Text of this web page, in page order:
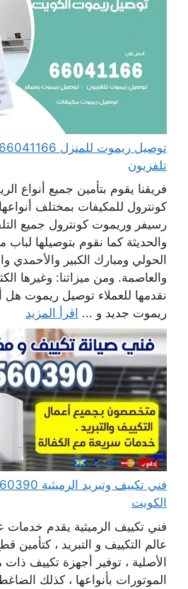
تلفزيون
فريقنا يقوم بتأمين جميع أنواع
كونترول للمكيفات بمختلف
رسيفر وريموت كونترول جميع
والحديثة كما نقوم بتوصيلها لباب
الحولي ومبارك الكبير والأحمدي
والعاصمة. ومن ميزاتنا: وغيرها
نقدمها للعملاء توصيل ريموت هل
ريموت جديد و ... اقرأ المزيد
الكويت
فني تكييف الرميثية يقدم
عالم التكييف و التبريد ، كتأمين
الأصلية ، توفير أجهزة تكييف ذات
الموتورات بأنواعها ، كذلك